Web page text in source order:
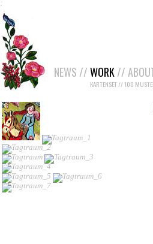
;
NEWS //WORK //
KARTENSET //100